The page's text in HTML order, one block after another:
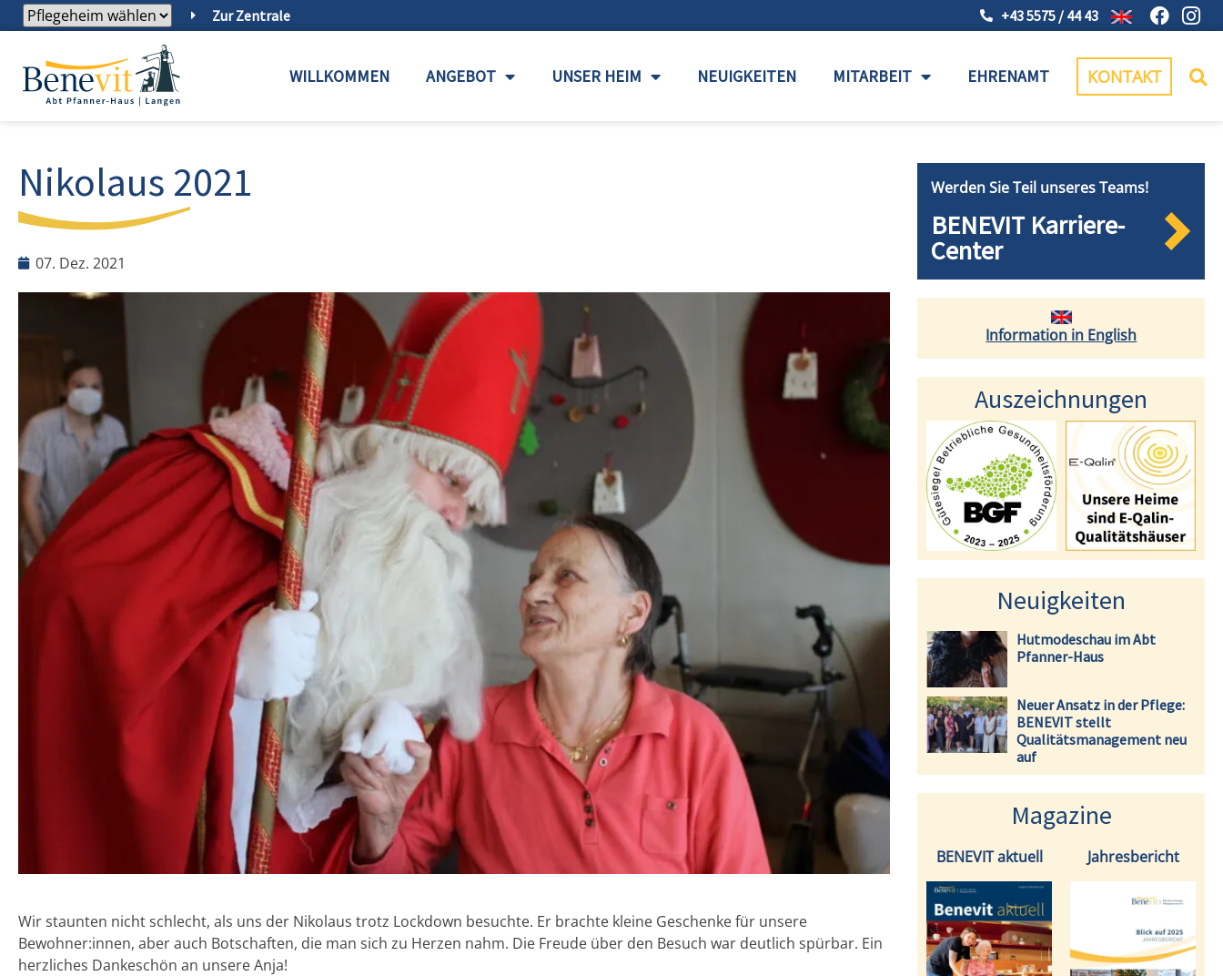
Zur Zentrale +43 5575 / 44 43
WILLKOMMEN ANGEBOT UNSER HEIM NEUIGKEITEN MITARBEIT EHRENAMT KONTAKT
Nikolaus 2021
07. Dez. 2021
Wir staunten nicht schlecht, als uns der Nikolaus trotz Lockdown besuchte. Er brachte kleine Geschenke für unsere
Bewohner:innen, aber auch Botschaften, die man sich zu Herzen nahm. Die Freude über den Besuch war deutlich spürbar. Ein
herzliches Dankeschön an unsere Anja!
Werden Sie Teil unseres Teams!
BENEVIT Karriere-
Center
Information in English
Auszeichnungen
Neuigkeiten
Hutmodeschau im Abt
Pfanner-Haus
Neuer Ansatz in der Pflege:
BENEVIT stellt
Qualitätsmanagement neu
auf
Magazine
BENEVIT aktuell Jahresbericht